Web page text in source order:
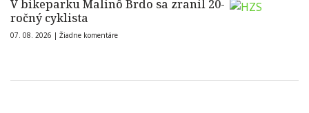
V bikeparku Malinô Brdo sa zranil 20-
ročný cyklista
07. 08. 2026 | Žiadne komentáre